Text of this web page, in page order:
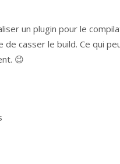
un plugin pour le
de casser le build. Ce qui
😉